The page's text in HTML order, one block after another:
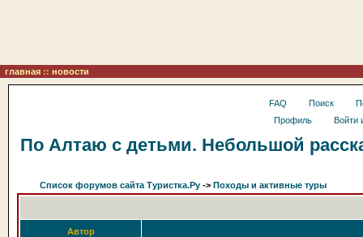
главная :: новости
FAQ Поиск
Профиль
Войти
По Алтаю с детьми. Небольшой
Список форумов сайта Туристка.Ру -> Походы и активные туры
Автор